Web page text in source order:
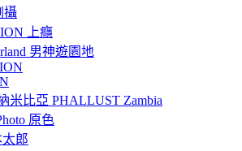
攝
上癮
男神遊園地
米比亞 PHALLUST Zambia
原色
太郎